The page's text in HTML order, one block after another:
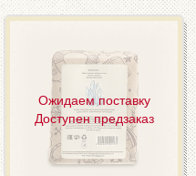
Ожидаем поставку
Доступен предзаказ